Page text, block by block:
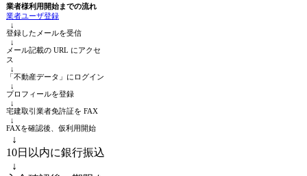
業者様利用開始までの流れ
業者ユーザ登録
↓
登録したメールを受信
↓
メール記載の URL にアクセ
ス
↓
「不動産データ」にログイン
↓
プロフィールを登録
↓
宅建取引業者免許証を FAX
↓
FAXを確認後、仮利用開始
↓
10日以内に銀行振込
↓